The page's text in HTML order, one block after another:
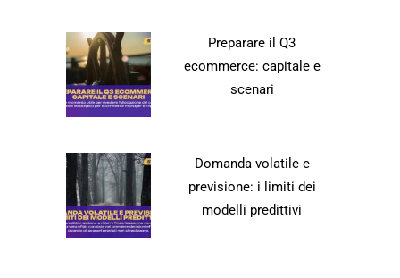
Preparare il Q3
ecommerce: capitale e
scenari
Domanda volatile e
previsione: i limiti dei
modelli predittivi